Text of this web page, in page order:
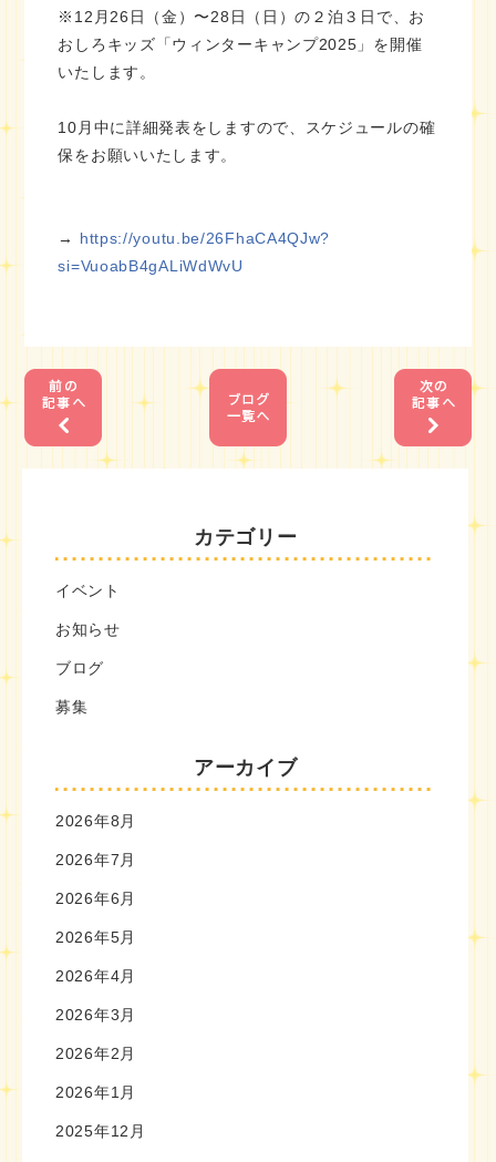
カテゴリー
イベント
お知らせ
ブログ
募集
アーカイブ
2026年8月
2026年7月
2026年6月
2026年5月
2026年4月
2026年3月
2026年2月
2026年1月
2025年12月
※12月26日（金）〜28日（日）の２泊３日で、お
おしろキッズ「ウィンターキャンプ2025」を開催
いたします。
10月中に詳細発表をしますので、スケジュールの確
保をお願いいたします。
→ https://youtu.be/26FhaCA4QJw?
si=VuoabB4gALiWdWvU
1